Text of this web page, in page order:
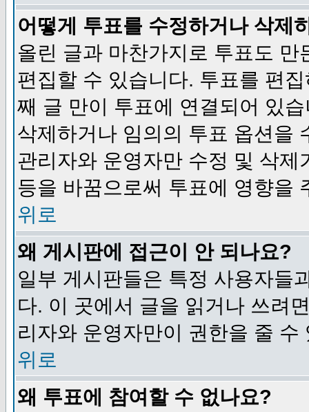
어떻게 투표를 수정하거나 삭제
올린 글과 마찬가지로 투표도
편집할 수 있습니다. 투표를 편
째 글 만이 투표에 연결되어 있
삭제하거나 임의의 투표 옵션을
관리자와 운영자만 수정 및 삭
등을 바꿈으로써 투표에 영향을
위로
왜 게시판에 접근이 안 되나요?
일부 게시판들은 특정 사용자들
다. 이 곳에서 글을 읽거나 쓰려
리자와 운영자만이 권한을 줄
위로
왜 투표에 참여할 수 없나요?